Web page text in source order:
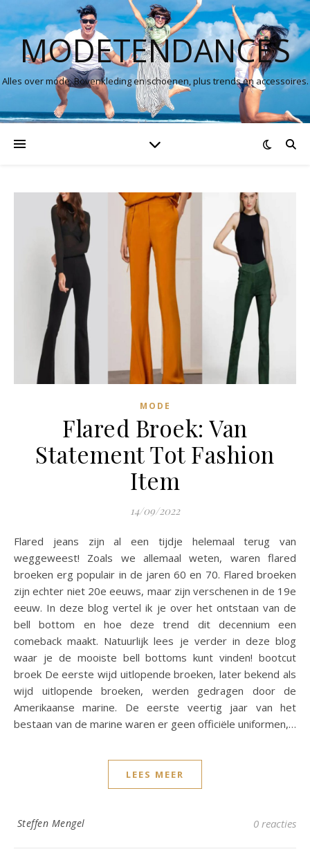
MODETENDANCES
Alles over mode. Bovenkleding en schoenen, plus trends en accessoires.
MODE
Flared Broek: Van
Statement Tot Fashion
Item
14/09/2022
Flared jeans zijn al een tijdje helemaal terug van
weggeweest! Zoals we allemaal weten, waren flared
broeken erg populair in de jaren 60 en 70. Flared broeken
zijn echter niet 20e eeuws, maar zijn verschenen in de 19e
eeuw. In deze blog vertel ik je over het ontstaan van de
bell bottom en hoe deze trend dit decennium een
comeback maakt. Natuurlijk lees je verder in deze blog
waar je de mooiste bell bottoms kunt vinden! bootcut
broek De eerste wijd uitlopende broeken, later bekend als
wijd uitlopende broeken, werden gedragen door de
Amerikaanse marine. De eerste veertig jaar van het
bestaan van de marine waren er geen officiële uniformen,…
LEES MEER
Steffen Mengel 0 reacties